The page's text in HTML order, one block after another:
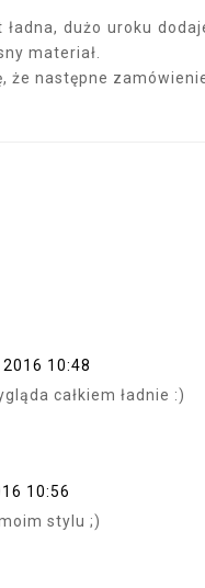
dużo uroku
materiał.
że następne
10:48
całkiem ładnie :)
10:56
stylu ;)